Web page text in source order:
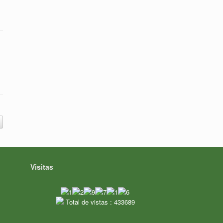
Visitas
Total de vistas : 433689